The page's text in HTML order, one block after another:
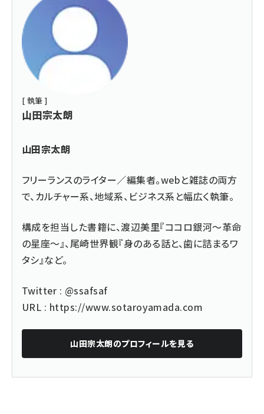
[ 執筆 ]
山田宗太朗
山田宗太朗
フリーランスのライター／編集者。webと雑誌の両方
で、カルチャー系、地域系、ビジネス系と幅広く執筆。
構成を担当した書籍に、渡辺美里『ココロ銀河〜革命
の星座〜』、尾崎世界観『身のある話と、歯に詰まるワ
タシ』など。
Twitter : @ssafsaf
URL : https://www.sotaroyamada.com
山田宗太朗のプロフィールを見る